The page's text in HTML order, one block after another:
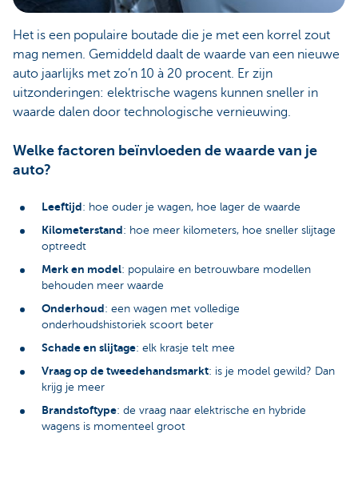
Het is een populaire boutade die je met een korrel zout
mag nemen. Gemiddeld daalt de waarde van een nieuwe
auto jaarlijks met zo’n 10 à 20 procent. Er zijn
uitzonderingen: elektrische wagens kunnen sneller in
waarde dalen door technologische vernieuwing.
Welke factoren beïnvloeden de waarde van je
auto?
Leeftijd: hoe ouder je wagen, hoe lager de waarde
Kilometerstand: hoe meer kilometers, hoe sneller slijtage
optreedt
Merk en model: populaire en betrouwbare modellen
behouden meer waarde
Onderhoud: een wagen met volledige
onderhoudshistoriek scoort beter
Schade en slijtage: elk krasje telt mee
Vraag op de tweedehandsmarkt: is je model gewild? Dan
krijg je meer
Brandstoftype: de vraag naar elektrische en hybride
wagens is momenteel groot